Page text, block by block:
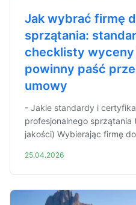
Jak wybrać firmę
sprzątania:
checklisty
powinny paść
umowy
- Jakie standardy i
profesjonalnego sprzątania
jakości) Wybierając firmę
25.04.2026